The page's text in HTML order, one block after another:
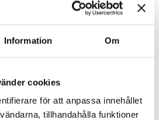
Information Om
cookies
för att anpassa innehållet
tillhandahålla funktioner